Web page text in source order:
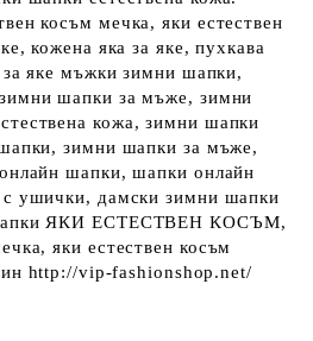
косъм мечка, яки естествен
кожена яка за яке, пухкава
за яке мъжки зимни шапки,
шапки за мъже, зимни
кожа, зимни шапки
зимни шапки за мъже,
шапки, шапки онлайн
ушички, дамски зимни шапки
ЯКИ ЕСТЕСТВЕН КОСЪМ,
яки естествен косъм
http://vip-fashionshop.net/